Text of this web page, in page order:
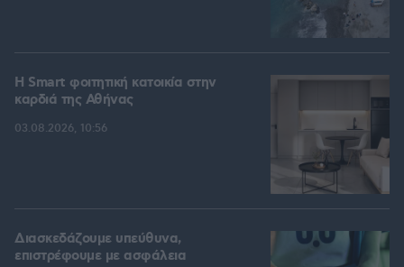
Η Smart φοιτητική κατοικία στην
καρδιά της Αθήνας
03.08.2026, 10:56
Διασκεδάζουμε υπεύθυνα,
επιστρέφουμε με ασφάλεια